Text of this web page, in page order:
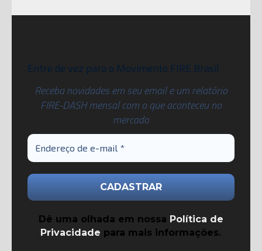
Entre de vez para o Movimento FIRE Brasil
Receba novidades em seu email e um relatório
FIRE-DASH mensal com o que aconteceu no
mercado
Dê uma olhada em nossa Política de
Privacidade para mais informações.